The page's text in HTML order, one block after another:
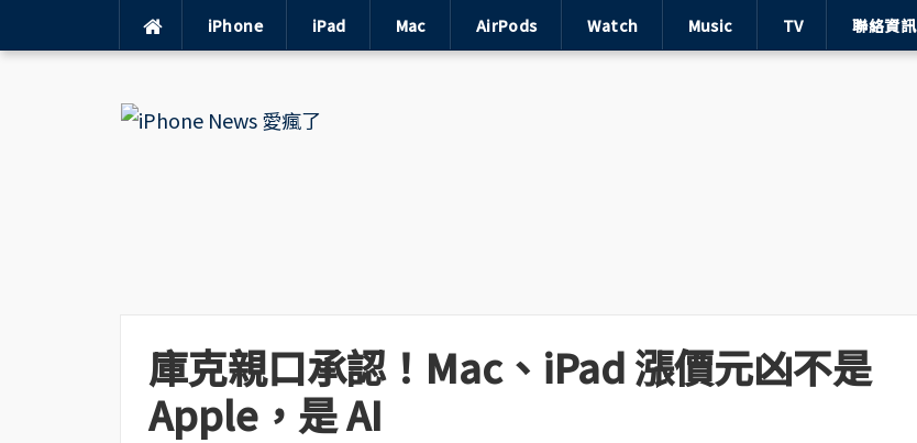
iPhone iPad Mac AirPods Watch Music TV 聯絡資訊
庫克親口承認！Mac、iPad 漲價元凶不是
Apple，是 AI